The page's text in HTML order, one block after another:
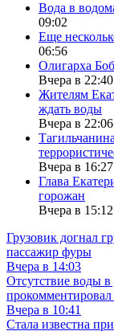
Вода в
09:02
Еще
06:56
Олигарха
Вчера в 22:40
Жителям
ждать воды
Вчера в 22:06
Вчера в 16:27
Глава
горожан
Вчера в 15:12
Грузовик догнал
пассажир фуры
Вчера в 14:03
Отсутствие воды
Вчера в 10:41
Стала известна